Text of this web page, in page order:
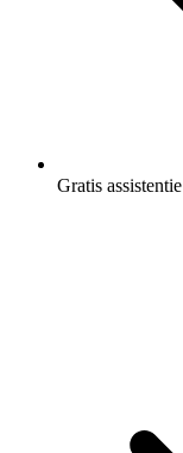
Gratis assistentie